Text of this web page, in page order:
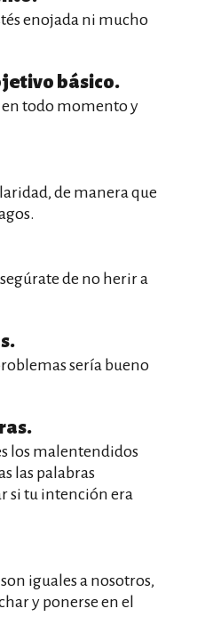
enojada ni mucho
básico.
todo momento y
de manera que
de no herir a
sería bueno
los malentendidos
las palabras
si tu intención era
iguales a nosotros,
y ponerse en el